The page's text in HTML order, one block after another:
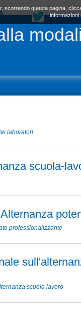
laboratori
scuola-
professionalizzante
scuola lavoro
scorrendo questa pagina,
informazioni